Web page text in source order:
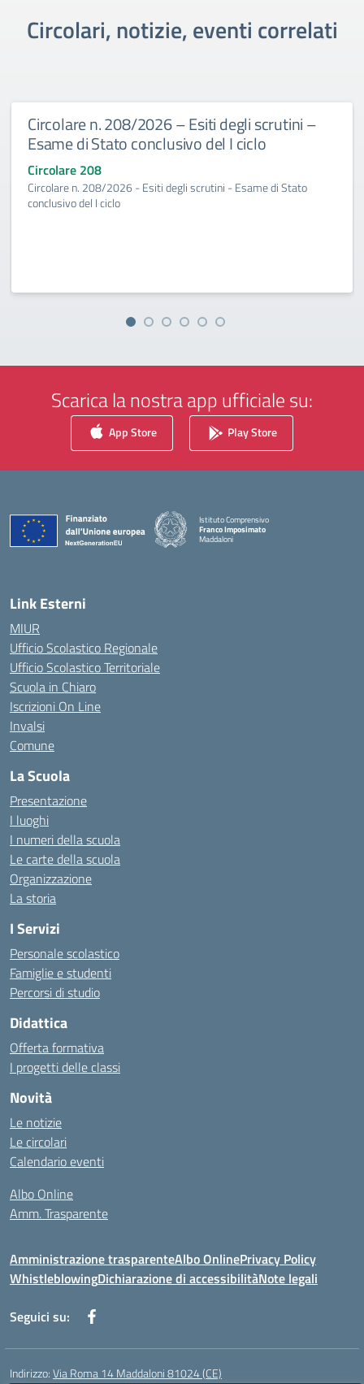
Circolari, notizie, eventi correlati
Circolare n. 208/2026 – Esiti degli scrutini –
Esame di Stato conclusivo del I ciclo
Circolare 208
Circolare n. 208/2026 - Esiti degli scrutini - Esame di Stato
conclusivo del I ciclo
Scarica la nostra app ufficiale su:
App Store Play Store
Istituto Comprensivo
Franco Imposimato
Maddaloni
Link Esterni
MIUR
Ufficio Scolastico Regionale
Ufficio Scolastico Territoriale
Scuola in Chiaro
Iscrizioni On Line
Invalsi
Comune
La Scuola
Presentazione
I luoghi
I numeri della scuola
Le carte della scuola
Organizzazione
La storia
I Servizi
Personale scolastico
Famiglie e studenti
Percorsi di studio
Didattica
Offerta formativa
I progetti delle classi
Novità
Le notizie
Le circolari
Calendario eventi
Albo Online
Amm. Trasparente
Amministrazione trasparenteAlbo OnlinePrivacy Policy
WhistleblowingDichiarazione di accessibilitàNote legali
Seguici su:
Indirizzo:Via Roma 14 Maddaloni 81024 (CE)